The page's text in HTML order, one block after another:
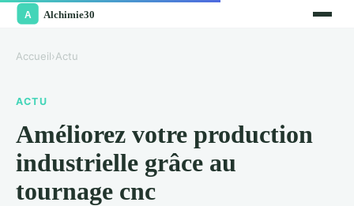
Accueil›Actu
ACTU
Améliorez votre production
industrielle grâce au
tournage cnc